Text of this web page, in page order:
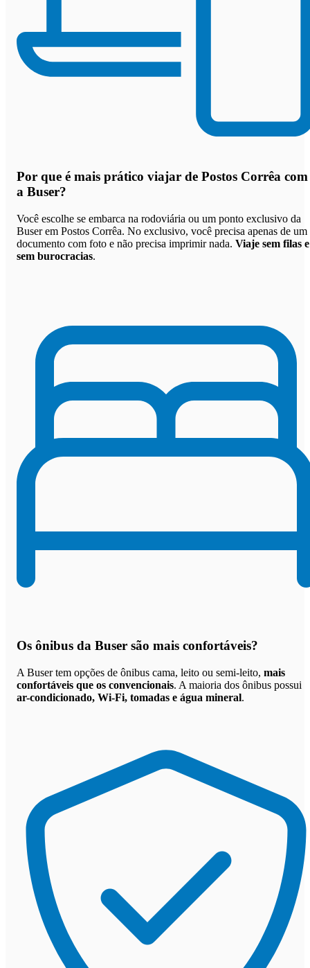
Por que é mais prático viajar de Postos Corrêa com
a Buser?
Você escolhe se embarca na rodoviária ou um ponto exclusivo da
Buser em Postos Corrêa. No exclusivo, você precisa apenas de um
documento com foto e não precisa imprimir nada. Viaje sem filas e
sem burocracias.
Os ônibus da Buser são mais confortáveis?
A Buser tem opções de ônibus cama, leito ou semi-leito, mais
confortáveis que os convencionais. A maioria dos ônibus possui
ar-condicionado, Wi-Fi, tomadas e água mineral.